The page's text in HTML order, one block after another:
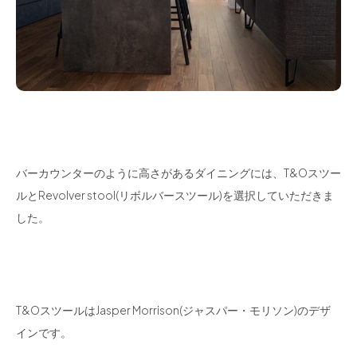
バーカウンターのように高さがあるダイニングには、T&Oスツー
ルとRevolver stool(リボルバースツール)を選択していただきま
した。
T&OスツールはJasper Morrison(ジャスパー・モリソン)のデザ
インです。